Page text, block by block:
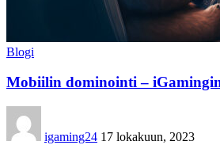
Blogi
Mobiilin dominointi –
igaming24 17 lokakuun, 2023